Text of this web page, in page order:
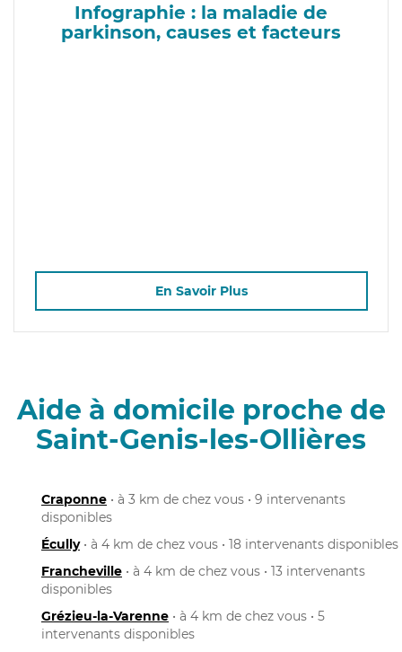
Infographie : la maladie de
parkinson, causes et facteurs
En Savoir Plus
Aide à domicile proche de
Saint-Genis-les-Ollières
Craponne • à 3 km de chez vous • 9 intervenants
disponibles
Écully• à 4 km de chez vous • 18 intervenants disponibles
Francheville • à 4 km de chez vous • 13 intervenants
disponibles
Grézieu-la-Varenne • à 4 km de chez vous • 5
intervenants disponibles